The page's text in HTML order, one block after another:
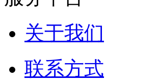
关于我们
联系方式